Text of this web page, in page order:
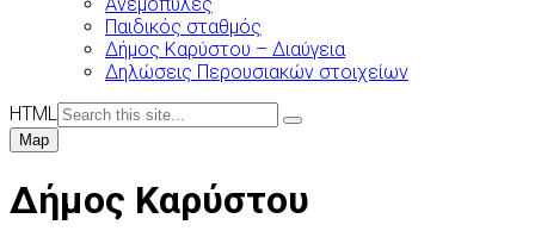
Παιδικός σταθμός
Δήμος Καρύστου – Διαύγεια
Δηλώσεις Περουσιακών στοιχείων
HTML
Map
Δήμος Καρύστου